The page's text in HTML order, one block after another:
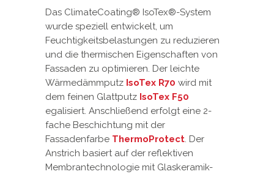
Das ClimateCoating® IsoTex®-System
wurde speziell entwickelt, um
Feuchtigkeitsbelastungen zu reduzieren
und die thermischen Eigenschaften von
Fassaden zu optimieren. Der leichte
Wärmedämmputz IsoTex R70 wird mit
dem feinen Glattputz IsoTex F50
egalisiert. Anschließend erfolgt eine 2-
fache Beschichtung mit der
Fassadenfarbe ThermoProtect. Der
Anstrich basiert auf der reflektiven
Membrantechnologie mit Glaskeramik-